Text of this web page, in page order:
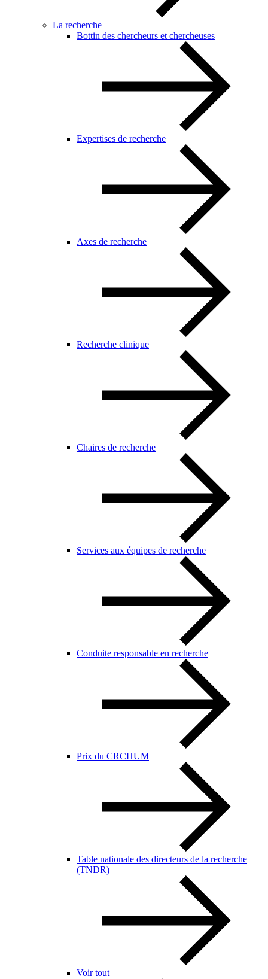
La recherche
Bottin des chercheurs et chercheuses
Expertises de recherche
Axes de recherche
Recherche clinique
Chaires de recherche
Services aux équipes de recherche
Conduite responsable en recherche
Prix du CRCHUM
Table nationale des directeurs de la recherche
(TNDR)
Voir tout